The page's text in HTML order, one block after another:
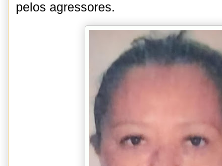
pelos agressores.